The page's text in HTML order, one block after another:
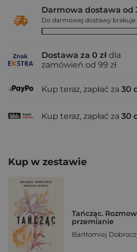
Darmowa dostawa od
Do darmowej dostawy brakuje
Dostawa za 0 zł dla
zamówień od 99 zł
Kup teraz, zapłać za 30
Kup teraz, zapłać za 30
Kup w zestawie
Tańcząc.
przemianie
Bartłomiej